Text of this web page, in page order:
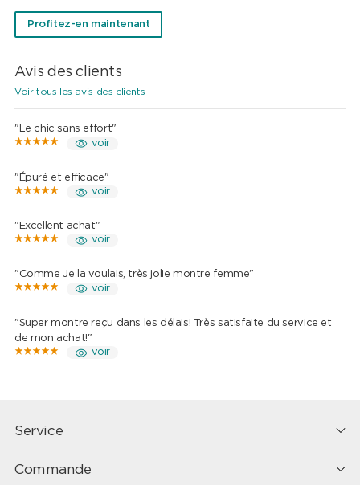
Profitez-en maintenant
Avis des clients
Voir tous les avis des clients
"Le chic sans effort"
voir
"Épuré et efficace"
voir
"Excellent achat"
voir
"Comme Je la voulais, très jolie montre femme"
voir
"Super montre reçu dans les délais! Très satisfaite du service et
de mon achat!"
voir
Service
Commande